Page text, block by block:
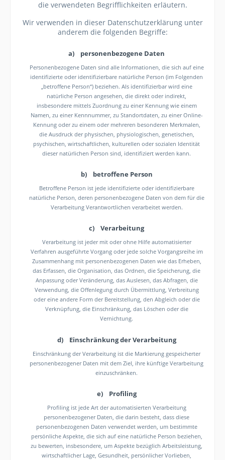
die verwendeten Begrifflichkeiten erläutern.
Wir verwenden in dieser Datenschutzerklärung unter
anderem die folgenden Begriffe:
a) personenbezogene Daten
Personenbezogene Daten sind alle Informationen, die sich auf eine
identifizierte oder identifizierbare natürliche Person (im Folgenden
„betroffene Person“) beziehen. Als identifizierbar wird eine
natürliche Person angesehen, die direkt oder indirekt,
insbesondere mittels Zuordnung zu einer Kennung wie einem
Namen, zu einer Kennnummer, zu Standortdaten, zu einer Online-
Kennung oder zu einem oder mehreren besonderen Merkmalen,
die Ausdruck der physischen, physiologischen, genetischen,
psychischen, wirtschaftlichen, kulturellen oder sozialen Identität
dieser natürlichen Person sind, identifiziert werden kann.
b) betroffene Person
Betroffene Person ist jede identifizierte oder identifizierbare
natürliche Person, deren personenbezogene Daten von dem für die
Verarbeitung Verantwortlichen verarbeitet werden.
c) Verarbeitung
Verarbeitung ist jeder mit oder ohne Hilfe automatisierter
Verfahren ausgeführte Vorgang oder jede solche Vorgangsreihe im
Zusammenhang mit personenbezogenen Daten wie das Erheben,
das Erfassen, die Organisation, das Ordnen, die Speicherung, die
Anpassung oder Veränderung, das Auslesen, das Abfragen, die
Verwendung, die Offenlegung durch Übermittlung, Verbreitung
oder eine andere Form der Bereitstellung, den Abgleich oder die
Verknüpfung, die Einschränkung, das Löschen oder die
Vernichtung.
d) Einschränkung der Verarbeitung
Einschränkung der Verarbeitung ist die Markierung gespeicherter
personenbezogener Daten mit dem Ziel, ihre künftige Verarbeitung
einzuschränken.
e) Profiling
Profiling ist jede Art der automatisierten Verarbeitung
personenbezogener Daten, die darin besteht, dass diese
personenbezogenen Daten verwendet werden, um bestimmte
persönliche Aspekte, die sich auf eine natürliche Person beziehen,
zu bewerten, insbesondere, um Aspekte bezüglich Arbeitsleistung,
wirtschaftlicher Lage, Gesundheit, persönlicher Vorlieben,